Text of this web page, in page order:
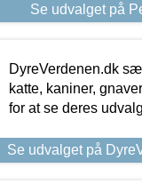
Se udvalget på
DyreVerdenen.dk
katte, kaniner,
for at se deres
Se udvalget på